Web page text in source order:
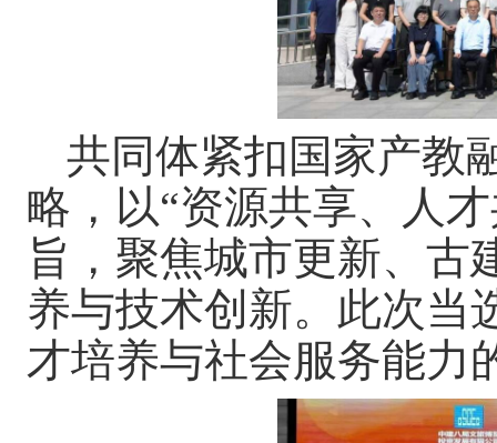
共同体紧扣国家产教
略，以“资源共享、人
旨，聚焦城市更新、古
养与技术创新。此次当
才培养与社会服务能力